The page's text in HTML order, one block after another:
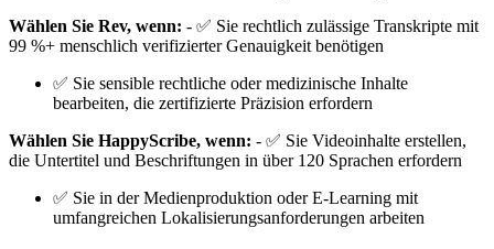
Wählen Sie Rev, wenn: - ✅ Sie rechtlich zulässige Transkripte mit
99 %+ menschlich verifizierter Genauigkeit benötigen
✅ Sie sensible rechtliche oder medizinische Inhalte
bearbeiten, die zertifizierte Präzision erfordern
Wählen Sie HappyScribe, wenn: - ✅ Sie Videoinhalte erstellen,
die Untertitel und Beschriftungen in über 120 Sprachen erfordern
✅ Sie in der Medienproduktion oder E-Learning mit
umfangreichen Lokalisierungsanforderungen arbeiten